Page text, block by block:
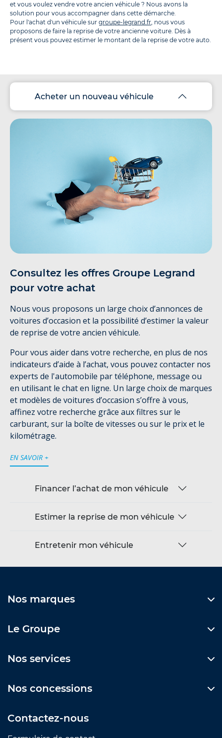
et vous voulez vendre votre ancien véhicule ? Nous avons la
solution pour vous accompagner dans cette démarche.
Pour l'achat d'un véhicule sur groupe-legrand.fr, nous vous
proposons de faire la reprise de votre ancienne voiture. Dès à
présent vous pouvez estimer le montant de la reprise de votre auto.
Acheter un nouveau véhicule
Consultez les offres Groupe Legrand
pour votre achat
Nous vous proposons un large choix d’annonces de
voitures d’occasion et la possibilité d’estimer la valeur
de reprise de votre ancien véhicule.
Pour vous aider dans votre recherche, en plus de nos
indicateurs d’aide à l’achat, vous pouvez contacter nos
experts de l'automobile par téléphone, message ou
en utilisant le chat en ligne. Un large choix de marques
et modèles de voitures d’occasion s’offre à vous,
affinez votre recherche grâce aux filtres sur le
carburant, sur la boîte de vitesses ou sur le prix et le
kilométrage.
EN SAVOIR +
Financer l’achat de mon véhicule
Estimer la reprise de mon véhicule
Entretenir mon véhicule
Nos marques
Le Groupe
Nos services
Nos concessions
Contactez-nous